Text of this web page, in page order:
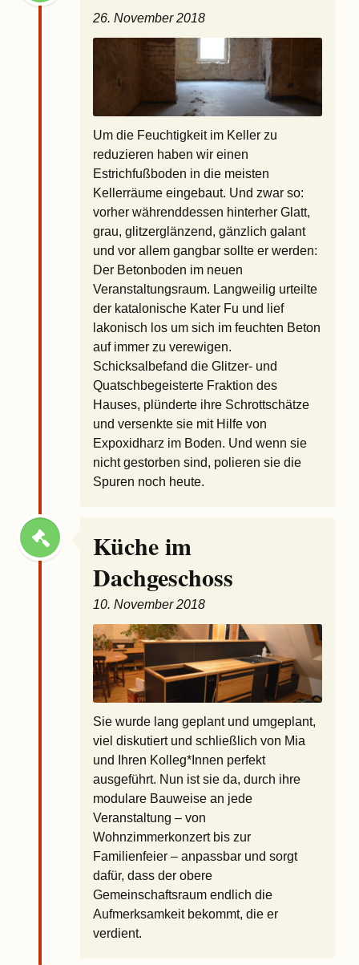
26. November 2018
Um die Feuchtigkeit im Keller zu
reduzieren haben wir einen
Estrichfußboden in die meisten
Kellerräume eingebaut. Und zwar so:
vorher währenddessen hinterher Glatt,
grau, glitzerglänzend, gänzlich galant
und vor allem gangbar sollte er werden:
Der Betonboden im neuen
Veranstaltungsraum. Langweilig urteilte
der katalonische Kater Fu und lief
lakonisch los um sich im feuchten Beton
auf immer zu verewigen.
Schicksalbefand die Glitzer- und
Quatschbegeisterte Fraktion des
Hauses, plünderte ihre Schrottschätze
und versenkte sie mit Hilfe von
Expoxidharz im Boden. Und wenn sie
nicht gestorben sind, polieren sie die
Spuren noch heute.
Küche im
Dachgeschoss
10. November 2018
Sie wurde lang geplant und umgeplant,
viel diskutiert und schließlich von Mia
und Ihren Kolleg*Innen perfekt
ausgeführt. Nun ist sie da, durch ihre
modulare Bauweise an jede
Veranstaltung – von
Wohnzimmerkonzert bis zur
Familienfeier – anpassbar und sorgt
dafür, dass der obere
Gemeinschaftsraum endlich die
Aufmerksamkeit bekommt, die er
verdient.